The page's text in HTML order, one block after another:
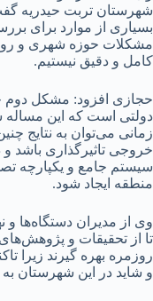
شهرستان تربت حیدریه
بسیاری از موارد برای
مشکلات حوزه شهری و
کامل و دقیق نیستیم.
حجازی افزود: مشکل دوم
دولتی است که این مساله
زمانی می‌توان به نتایج
خروجی تاثیرگذاری باشد
سیستم جامع و یکپارچه
منطقه ایجاد شود.
وی از مدیران دستگاه‌ها و
تا از تحقیقات و
روزمره بهره گیرند زیرا
و شاید در این شهرستان